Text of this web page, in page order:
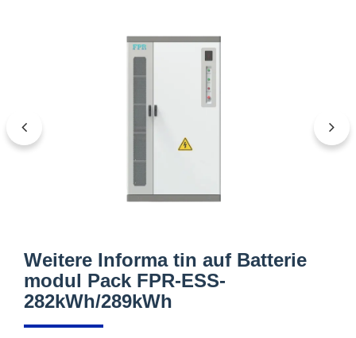
Weitere Informa tin auf Batterie
modul Pack FPR-ESS-
282kWh/289kWh